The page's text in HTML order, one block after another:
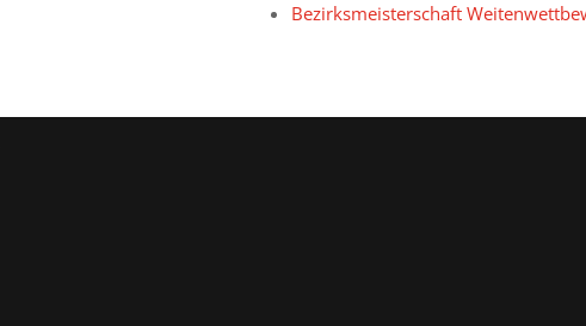
Bezirksmeisterschaft